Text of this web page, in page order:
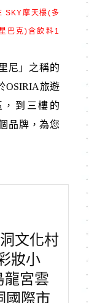
SKY摩天樓( 多
巴克)含飲料 1
尼」之稱的
OSIRIA旅遊
到三樓的
品牌，為您
文化村
妝小
宮雲
國際市